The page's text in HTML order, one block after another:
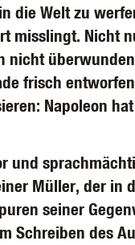
die Welt zu
misslingt. Nicht
nicht
frisch
Napoleon
und
Müller, der in
seiner
Schreiben des